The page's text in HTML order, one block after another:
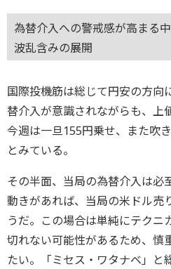
為替介入への警戒感が高まる
波乱含みの展開
国際投機筋は総じて円安の方向
替介入が意識されながらも、上
今週は一旦155円乗せ、また吹
とみている。
その半面、当局の為替介入は必
動きがあれば、当局の米ドル売
うだ。この場合は単純にテクニ
切れない可能性があるため、慎
たい。「ミセス・ワタナベ」と